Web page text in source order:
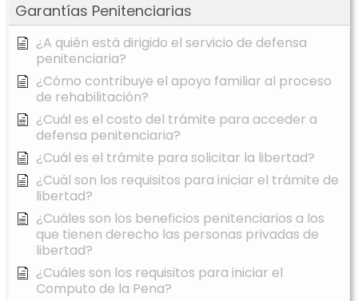
Garantías Penitenciarias
¿A quién está dirigido el servicio de defensa
penitenciaria?
¿Cómo contribuye el apoyo familiar al proceso
de rehabilitación?
¿Cuál es el costo del trámite para acceder a
defensa penitenciaria?
¿Cuál es el trámite para solicitar la libertad?
¿Cuál son los requisitos para iniciar el trámite de
libertad?
¿Cuáles son los beneficios penitenciarios a los
que tienen derecho las personas privadas de
libertad?
¿Cuáles son los requisitos para iniciar el
Computo de la Pena?